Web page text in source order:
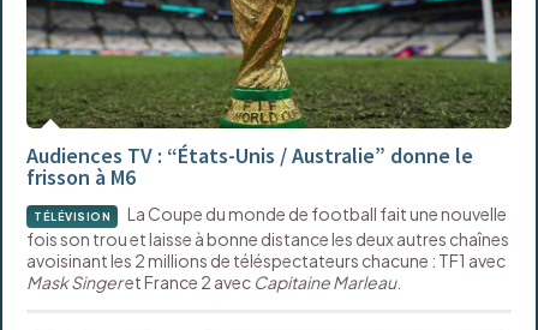
Audiences TV : “États-Unis / Australie” donne le
frisson à M6
TÉLÉVISION
La Coupe du monde de football fait une nouvelle
fois son trou et laisse à bonne distance les deux autres chaînes
avoisinant les 2 millions de téléspectateurs chacune : TF1 avec
Mask Singeret France 2 avec Capitaine Marleau.